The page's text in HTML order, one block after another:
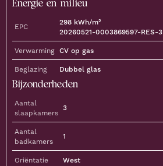
Energie en milieu
EPC 298 kWh/m²
20260521-0003869597-RES-3
Verwarming CV op gas
Beglazing Dubbel glas
Bijzonderheden
Aantal
slaapkamers
3
Aantal
badkamers
1
Oriëntatie West